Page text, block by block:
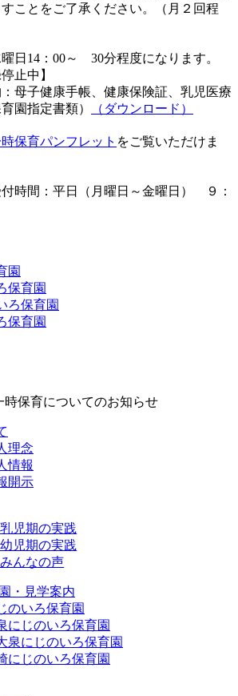
ことをご了承ください。（月２回程
日14：00～ 30分程度になります。
止中】
：母子健康手帳、健康保険証、乳児医療
園指定書類）
（ダウンロード）
保育パンフレット をご覧いただけま
付時間：平日（月曜日～金曜日） ９：
園
保育園
ろ保育園
保育園
時保育についてのお知らせ
理念
情報
開示
乳児期の実践
幼児期の実践
みんなの声
・見学案内
のいろ保育園
にじのいろ保育園
泉にじのいろ保育園
にじのいろ保育園